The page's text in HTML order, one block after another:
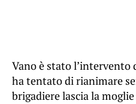
Vano è stato l’intervento
ha tentato di rianimare
brigadiere lascia la